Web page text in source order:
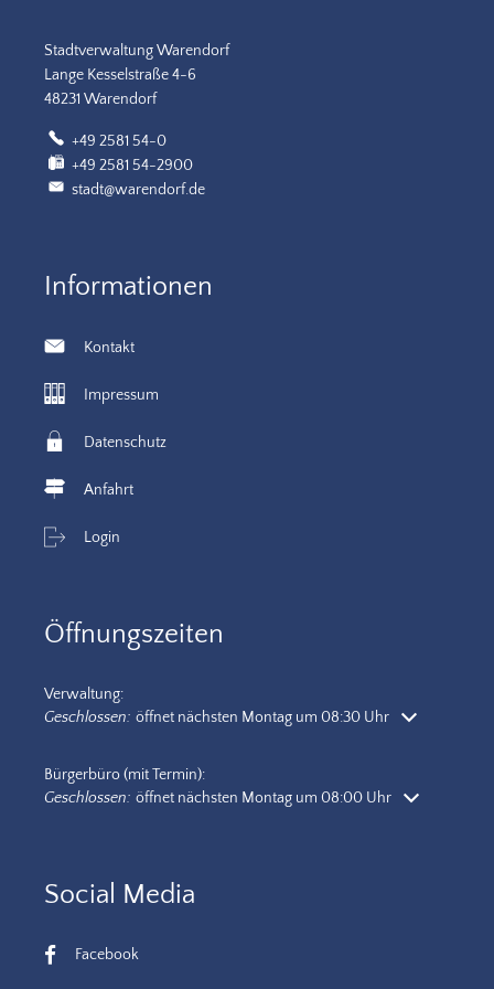
Stadtverwaltung Warendorf
Lange Kesselstraße 4-6
48231 Warendorf
+49 2581 54-0
+49 2581 54-2900
stadt@warendorf.de
Informationen
Kontakt
Impressum
Datenschutz
Anfahrt
Login
Öffnungszeiten
Verwaltung:
Klicken, um weitere Öffnungs- oder Schließzeiten auszublenden
Geschlossen: öffnet nächsten Montag um 08:30 Uhr
Bürgerbüro (mit Termin):
Klicken, um weitere Öffnungs- oder Schließzeiten auszublenden
Geschlossen: öffnet nächsten Montag um 08:00 Uhr
Social Media
Facebook